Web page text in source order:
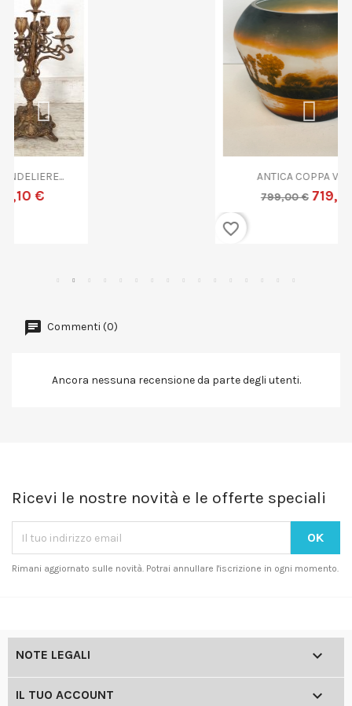
Commenti (0)
Ancora nessuna recensione da parte degli utenti.
Ricevi le nostre novità e le offerte speciali
Rimani aggiornato sulle novità. Potrai annullare l'iscrizione in ogni momento.
NOTE LEGALI 
IL TUO ACCOUNT 